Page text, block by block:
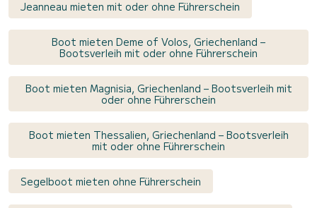
Jeanneau mieten mit oder ohne Führerschein
Boot mieten Deme of Volos, Griechenland –
Bootsverleih mit oder ohne Führerschein
Boot mieten Magnisia, Griechenland – Bootsverleih mit
oder ohne Führerschein
Boot mieten Thessalien, Griechenland – Bootsverleih
mit oder ohne Führerschein
Segelboot mieten ohne Führerschein